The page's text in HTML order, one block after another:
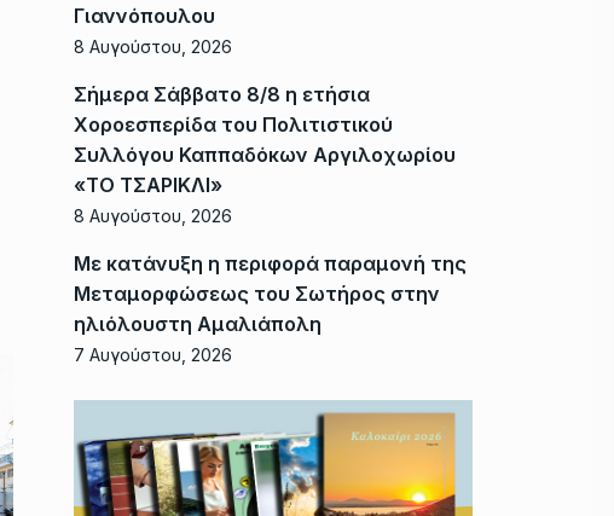
Γιαννόπουλου
8 Αυγούστου, 2026
Σήμερα Σάββατο 8/8 η ετήσια
Χοροεσπερίδα του Πολιτιστικού
Συλλόγου Καππαδόκων Αργιλοχωρίου
«ΤΟ ΤΣΑΡΙΚΛΙ»
8 Αυγούστου, 2026
Με κατάνυξη η περιφορά παραμονή της
Μεταμορφώσεως του Σωτήρος στην
ηλιόλουστη Αμαλιάπολη
7 Αυγούστου, 2026